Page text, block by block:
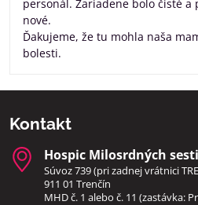
personál. Zariadene bolo čisté a
nové.
Ďakujeme, že tu mohla naša
bolesti.
Kontakt
Hospic Milosrdných
Súvoz 739 (pri zadnej vrátnici
911 01 Trenčín
MHD č. 1 alebo č. 11 (zastávka: